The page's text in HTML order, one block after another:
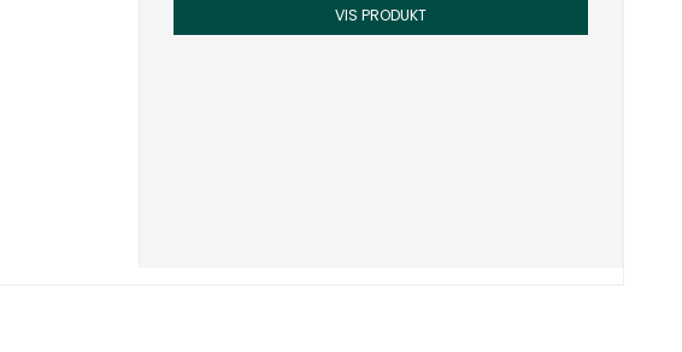
VIS PRODUKT